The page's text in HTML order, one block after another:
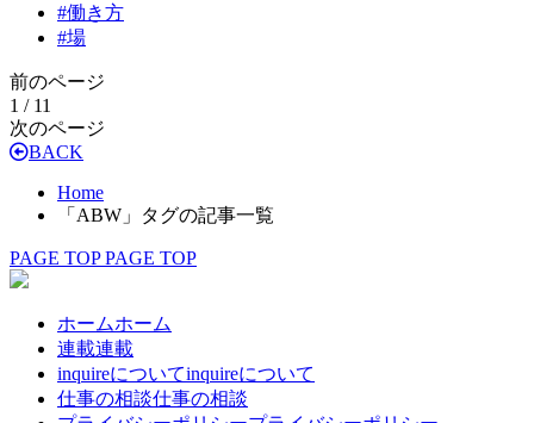
#働き方
#場
前のページ
1 / 11
次のページ
BACK
Home
「ABW」タグの記事一覧
PAGE TOP PAGE TOP
ホームホーム
連載連載
inquireについてinquireについて
仕事の相談仕事の相談